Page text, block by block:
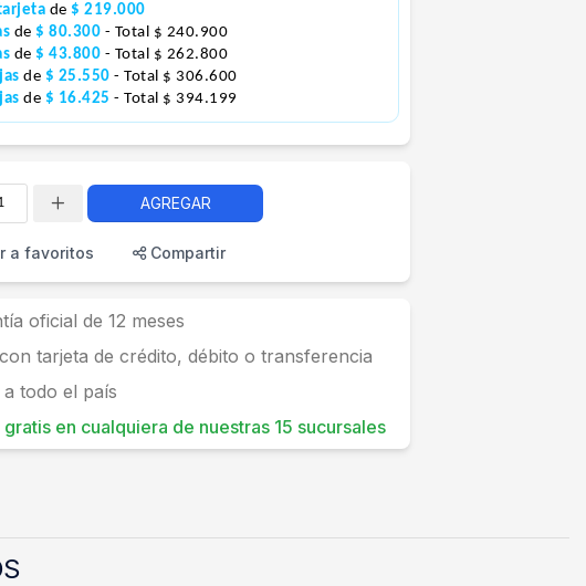
de $ 219.000
de $ 80.300 - Total $ 240.900
de $ 43.800 - Total $ 262.800
de $ 25.550 - Total $ 306.600
de $ 16.425 - Total $ 394.199
AGREGAR
a favoritos Compartir
oficial de 12 meses
tarjeta de crédito, débito o transferencia
todo el país
gratis en cualquiera de nuestras 15 sucursales